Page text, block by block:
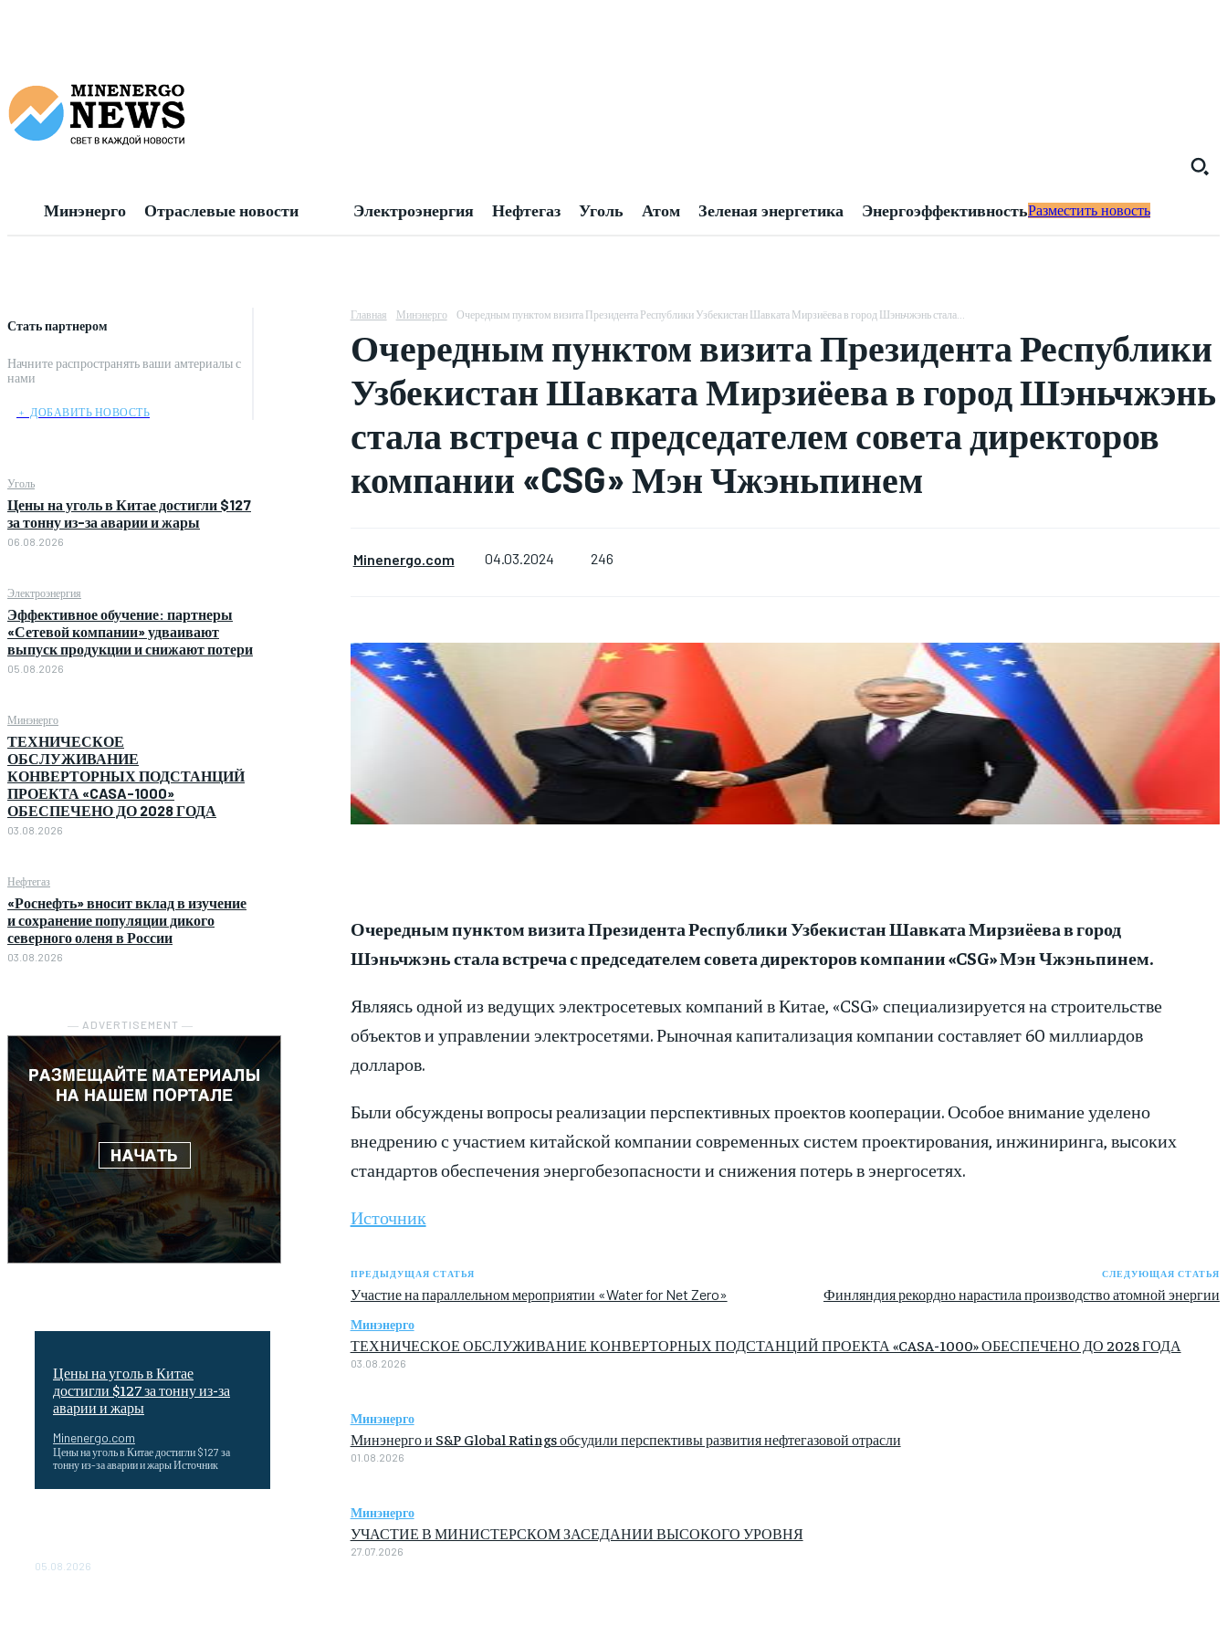
Минэнерго Отраслевые новости Электроэнергия Нефтегаз Уголь Атом Зеленая энергетика ЭнергоэффективностьРазместить новость
Стать партнером
Начните распространять ваши амтериалы с
нами
﹢ ДОБАВИТЬ НОВОСТЬ
Уголь
Цены на уголь в Китае достигли $127
за тонну из-за аварии и жары
06.08.2026
Электроэнергия
Эффективное обучение: партнеры
«Сетевой компании» удваивают
выпуск продукции и снижают потери
05.08.2026
Минэнерго
ТЕХНИЧЕСКОЕ
ОБСЛУЖИВАНИЕ
КОНВЕРТОРНЫХ ПОДСТАНЦИЙ
ПРОЕКТА «CASA-1000»
ОБЕСПЕЧЕНО ДО 2028 ГОДА
03.08.2026
Нефтегаз
«Роснефть» вносит вклад в изучение
и сохранение популяции дикого
северного оленя в России
03.08.2026
― ADVERTISEMENT ―
Цены на уголь в Китае
достигли $127 за тонну из-за
аварии и жары
Minenergo.com
Цены на уголь в Китае достигли $127 за
тонну из-за аварии и жары Источник
05.08.2026
Главная Минэнерго Очередным пунктом визита Президента Республики Узбекистан Шавката Мирзиёева в город Шэньчжэнь стала...
Очередным пунктом визита Президента Республики
Узбекистан Шавката Мирзиёева в город Шэньчжэнь
стала встреча с председателем совета директоров
компании «CSG» Мэн Чжэньпинем
Minenergo.com 04.03.2024 246
Очередным пунктом визита Президента Республики Узбекистан Шавката Мирзиёева в город
Шэньчжэнь стала встреча с председателем совета директоров компании «CSG» Мэн Чжэньпинем.
Являясь одной из ведущих электросетевых компаний в Китае, «CSG» специализируется на строительстве
объектов и управлении электросетями. Рыночная капитализация компании составляет 60 миллиардов
долларов.
Были обсуждены вопросы реализации перспективных проектов кооперации. Особое внимание уделено
внедрению с участием китайской компании современных систем проектирования, инжиниринга, высоких
стандартов обеспечения энергобезопасности и снижения потерь в энергосетях.
Источник
ПРЕДЫДУЩАЯ СТАТЬЯ
Участие на параллельном мероприятии «Water for Net Zero»
СЛЕДУЮЩАЯ СТАТЬЯ
Финляндия рекордно нарастила производство атомной энергии
Минэнерго
ТЕХНИЧЕСКОЕ ОБСЛУЖИВАНИЕ КОНВЕРТОРНЫХ ПОДСТАНЦИЙ ПРОЕКТА «CASA-1000» ОБЕСПЕЧЕНО ДО 2028 ГОДА
03.08.2026
Минэнерго
Минэнерго и S&P Global Ratings обсудили перспективы развития нефтегазовой отрасли
01.08.2026
Минэнерго
УЧАСТИЕ В МИНИСТЕРСКОМ ЗАСЕДАНИИ ВЫСОКОГО УРОВНЯ
27.07.2026